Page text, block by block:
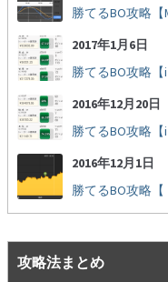
勝てるBO攻略【
2017年1月6日
2016年12月20日
2016年12月1日
攻略法まとめ